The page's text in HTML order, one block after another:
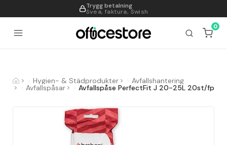
Trygg betalning
Svea, faktura, Swish
995
0
Hygien- & Städprodukter Avfallshantering
Avfallspåsar Avfallspåse PerfectFit J 20-25L 20st/fp